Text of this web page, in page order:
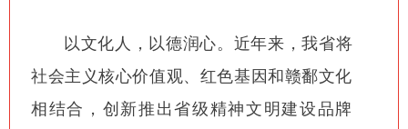
以文化人，以德润心。近年来，我省将
社会主义核心价值观、红色基因和赣鄱文化
相结合，创新推出省级精神文明建设品牌